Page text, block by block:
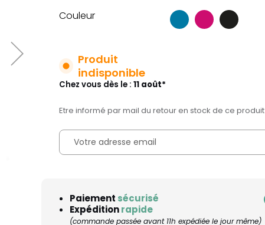
Couleur
Produit
indisponible
Chez vous dès le :11 août*
Etre informé par mail du retour en stock de ce produit
Paiement sécurisé
Expéditionrapide
(commande passée avant 11h expédiée le jour même)